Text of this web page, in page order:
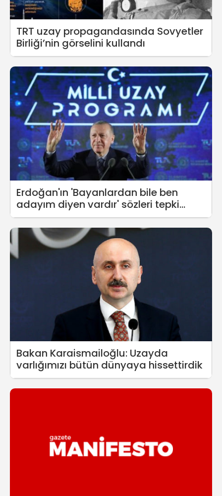
TRT uzay propagandasında Sovyetler
Birliği’nin görselini kullandı
Erdoğan'ın 'Bayanlardan bile ben
adayım diyen vardır' sözleri tepki
topluyor
Bakan Karaismailoğlu: Uzayda
varlığımızı bütün dünyaya hissettirdik